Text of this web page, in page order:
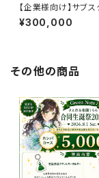
【企業様向け】サブ
ー30万パック
¥300,000
その他の商品